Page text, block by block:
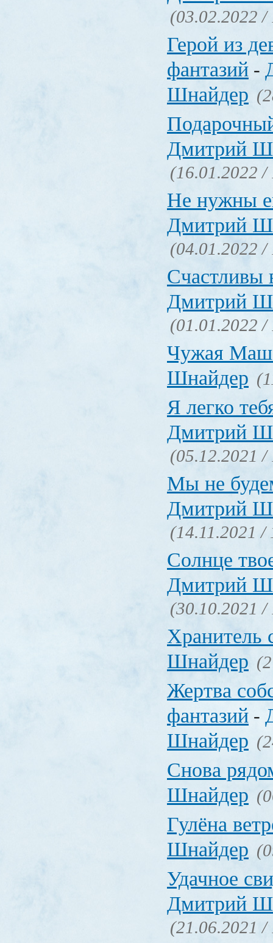
(03.02.2022 /
Герой из
фантазий -
Шнайдер
Дмитрий
(16.01.2022 /
Не нужны
Дмитрий
(04.01.2022 /
Счастливы
Дмитрий
(01.01.2022 /
Чужая
Шнайдер
Я легко
Дмитрий
(05.12.2021 /
Мы не
Дмитрий
(14.11.2021 /
Солнце
Дмитрий
(30.10.2021 /
Хранитель
Шнайдер
Жертва
фантазий -
Шнайдер
Снова
Шнайдер
Гулёна
Шнайдер
Удачное
Дмитрий
(21.06.2021 /